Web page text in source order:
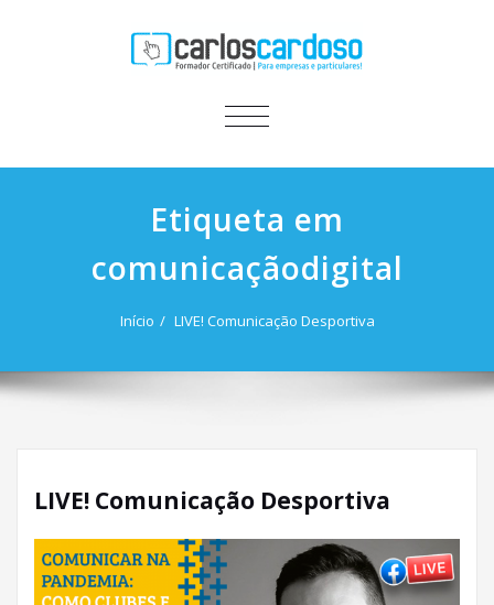
ALTERNAR
Etiqueta em
comunicaçãodigital
Início LIVE! Comunicação Desportiva
LIVE! Comunicação Desportiva